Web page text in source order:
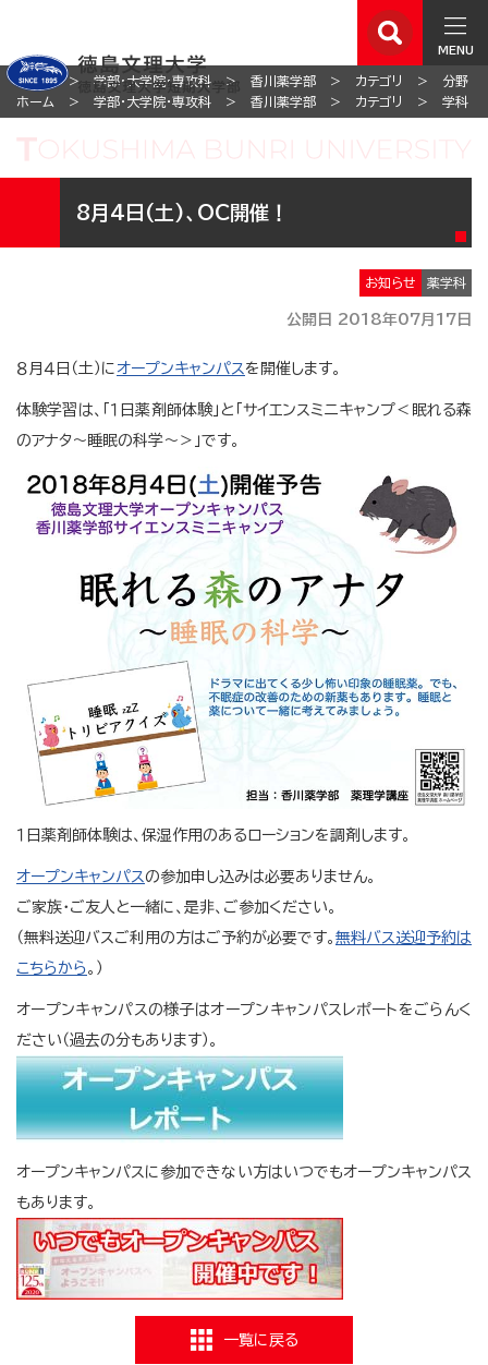
MENU
ホーム 学部・大学院・専攻科 香川薬学部 カテゴリ
分野
ホーム
学部・大学院・専攻科 香川薬学部 カテゴリ 学科
8月4日(土)、OC開催！
お知らせ 薬学科
公開日 2018年07月17日
８月４日（土）に オープンキャンパス を開催します。
体験学習は、「１日薬剤師体験」と「サイエンスミニキャンプ＜眠れる森
のアナタ〜睡眠の科学〜＞」です。
１日薬剤師体験は、保湿作用のあるローションを調剤します。
オープンキャンパス の参加申し込みは必要ありません。
ご家族・ご友人と一緒に、是非、ご参加ください。
（無料送迎バスご利用の方はご予約が必要です。 無料バス送迎予約は
こちらから。）
オープンキャンパスの様子はオープンキャンパスレポートをごらんく
ださい（過去の分もあります）。
オープンキャンパスに参加できない方はいつでもオープンキャンパス
もあります。
一覧に戻る